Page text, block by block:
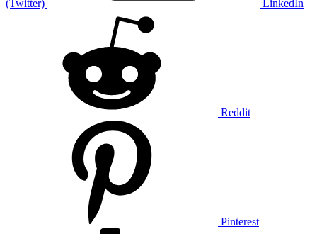
(Twitter) LinkedIn
Reddit
Pinterest